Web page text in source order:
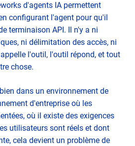
d'agents IA permettent
configurant l'agent pour qu'il
terminaison API. Il n'y a ni
ni délimitation des accès, ni
l'outil, l'outil répond, et tout
chose.
dans un environnement de
d'entreprise où les
où il existe des exigences
utilisateurs sont réels et dont
cela devient un problème de